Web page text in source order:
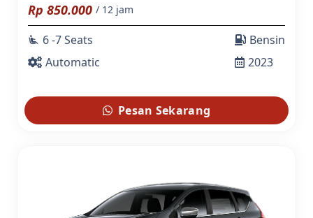
Rp 850.000 / 12 jam
airline_seat_recline_extra 6 -7 Seats
Automatic
Bensin
2023
Pesan Sekarang